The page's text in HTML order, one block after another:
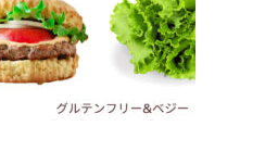
2023年9月号
ガー原宿表参道店が